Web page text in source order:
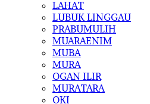
LAHAT
LUBUK LINGGAU
PRABUMULIH
MUARAENIM
MUBA
MURA
OGAN ILIR
MURATARA
OKI